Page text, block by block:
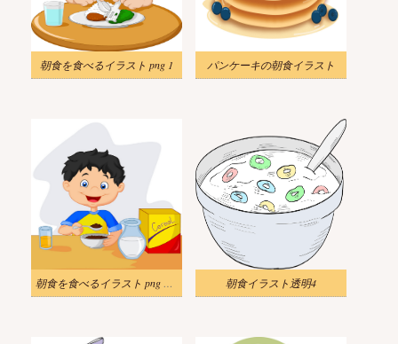
朝食を食べるイラスト png 1 パンケーキの朝食イラスト
朝食を食べるイラスト png イメージ 朝食イラスト透明4